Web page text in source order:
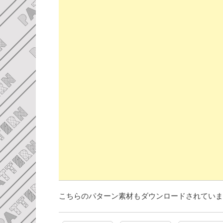
こちらのパターン素材もダウンロードされてい